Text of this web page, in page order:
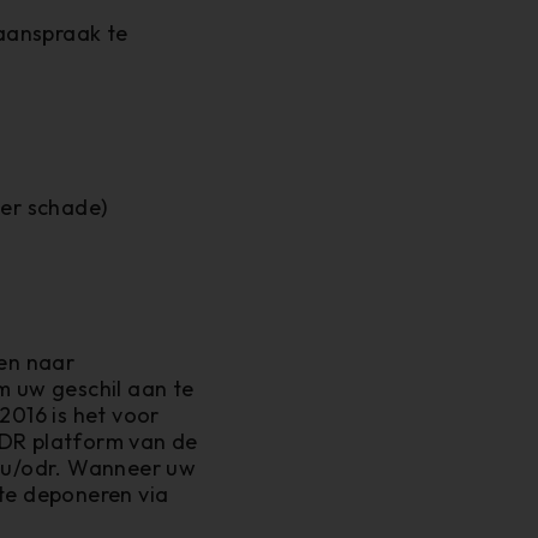
te
schade)
naar
uw geschil aan te
is het voor
platform van de
odr. Wanneer uw
deponeren via